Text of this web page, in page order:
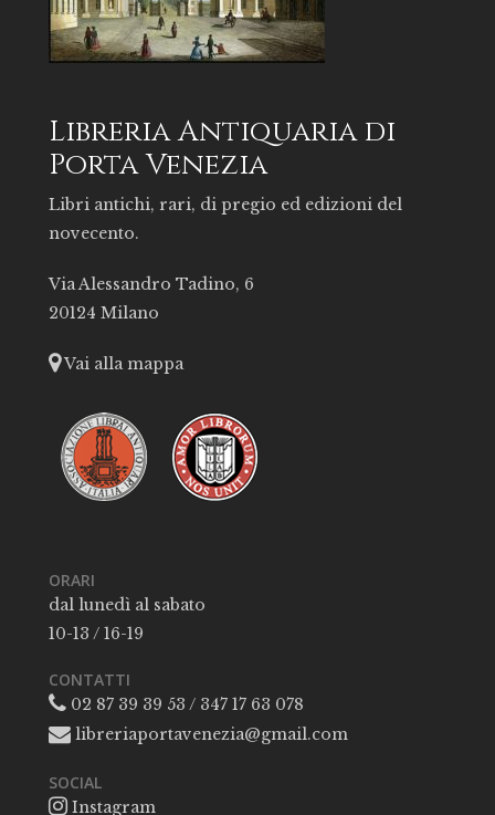
Libreria Antiquaria di
Porta Venezia
Libri antichi, rari, di pregio ed edizioni del
novecento.
Via Alessandro Tadino, 6
20124 Milano
Vai alla mappa
ORARI
dal lunedì al sabato
10-13 / 16-19
CONTATTI
02 87 39 39 53 / 347 17 63 078
libreriaportavenezia@gmail.com
SOCIAL
Instagram